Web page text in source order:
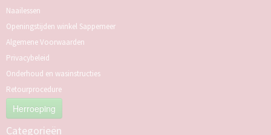
Naailessen
Openingstijden winkel Sappemeer
Algemene Voorwaarden
Privacybeleid
Onderhoud en wasinstructies
Retourprocedure
Herroeping
Categorieën